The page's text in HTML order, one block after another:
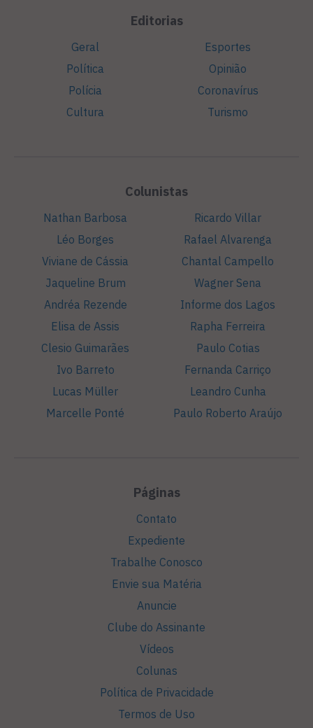
Editorias
Geral
Política
Polícia
Cultura
Esportes
Opinião
Coronavírus
Turismo
Colunistas
Nathan Barbosa
Léo Borges
Viviane de Cássia
Jaqueline Brum
Andréa Rezende
Elisa de Assis
Clesio Guimarães
Ivo Barreto
Lucas Müller
Marcelle Ponté
Ricardo Villar
Rafael Alvarenga
Chantal Campello
Wagner Sena
Informe dos Lagos
Rapha Ferreira
Paulo Cotias
Fernanda Carriço
Leandro Cunha
Paulo Roberto Araújo
Páginas
Contato
Expediente
Trabalhe Conosco
Envie sua Matéria
Anuncie
Clube do Assinante
Vídeos
Colunas
Política de Privacidade
Termos de Uso